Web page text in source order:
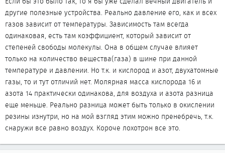
другие полезные устройства. Реально давление его, как и всех
газов зависит от температуры. Зависимость там всегда
одинаковая, есть там коэффициент, который зависит от
степеней свободы молекулы. Она в общем случае влияет
только на количество вещества(газа) в шине при данной
температуре и давлении. Но т.к. и кислород и азот, двухатомные
газы, то и тут отличий нет. Молярная масса кислорода 16 и
азота 14 практически одинакова, для воздуха и азота разница
еще меньше. Реально разница может быть только в окислении
резины изнутри, но на мой взгляд этим можно пренебречь, т.к.
снаружи все равно воздух. Короче лохотрон все это.